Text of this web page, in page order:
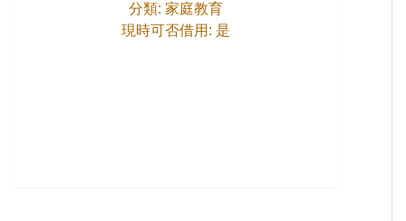
分類: 家庭教育
現時可否借用: 是